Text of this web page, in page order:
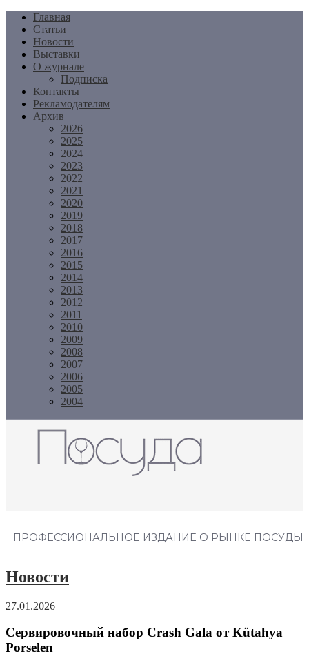
Перейти
содержимому
Главная
Статьи
Новости
Выставки
О журнале
Подписка
Контакты
Рекламодателям
Архив
2026
2025
2024
2023
2022
2021
2020
2019
2018
2017
2016
2015
2014
2013
2012
2011
2010
2009
2008
2007
2006
2005
2004
ПРОФЕССИОНАЛЬНОЕ ИЗДАНИЕ О РЫНКЕ ПОСУДЫ
Новости
27.01.2026
Сервировочный набор Crash Gala от Kütahya
Porselen